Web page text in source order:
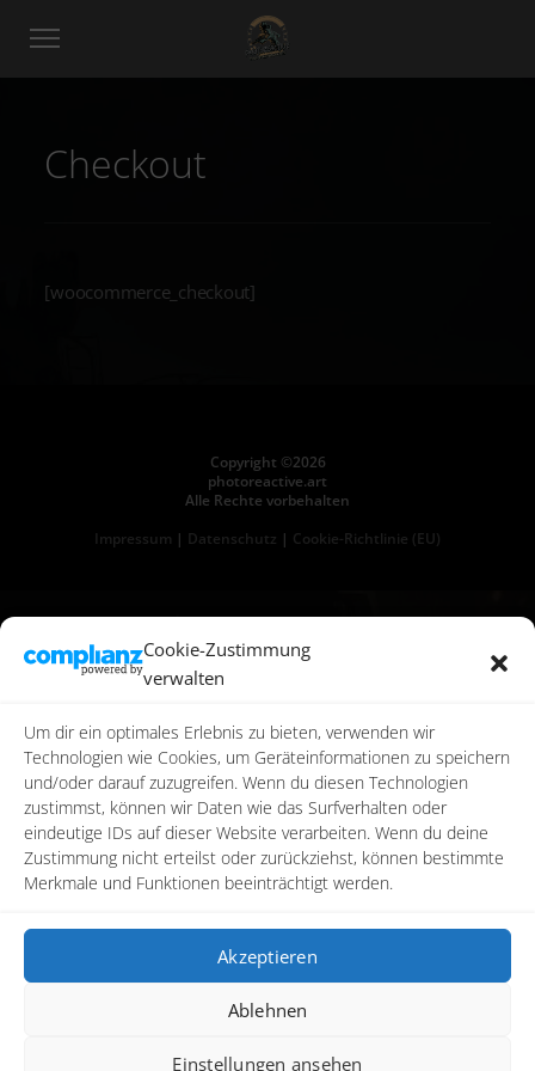
Cookie-Zustimmung
verwalten
Um dir ein optimales Erlebnis zu bieten, verwenden wir
Technologien wie Cookies, um Geräteinformationen zu speichern
und/oder darauf zuzugreifen. Wenn du diesen Technologien
zustimmst, können wir Daten wie das Surfverhalten oder
eindeutige IDs auf dieser Website verarbeiten. Wenn du deine
Zustimmung nicht erteilst oder zurückziehst, können bestimmte
Merkmale und Funktionen beeinträchtigt werden.
Akzeptieren
Ablehnen
Einstellungen ansehen
Checkout
[woocommerce_checkout]
Copyright ©2026
photoreactive.art
Alle Rechte vorbehalten
Impressum | Datenschutz | Cookie-Richtlinie (EU)